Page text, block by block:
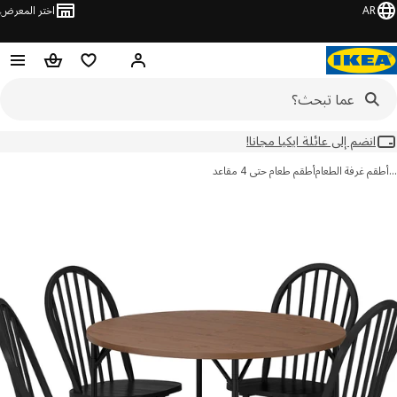
AR اختر المعرض
مرحبًا! سجل الدخول
قائمة المفضلةسلة التسوق
انضم إلى عائلة ايكيا مجانا!
غرفة الطعامأطقم طعام حتى 4 مقاعد